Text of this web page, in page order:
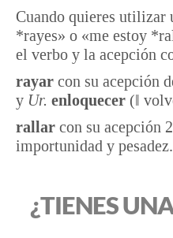
Cuando quieres utilizar
*rayes» o «me estoy
el verbo y la acepción
rayar con su acepción
y Ur. enloquecer (‖
rallar con su acepción
importunidad y pesadez.
¿TIENES